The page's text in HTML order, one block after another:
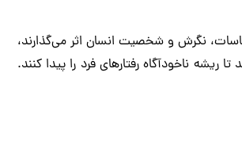
نگرش‌ و شخصیت انسان اثر می‌گذارند،
ناخودآگاه رفتارهای فرد را پیدا کنند.